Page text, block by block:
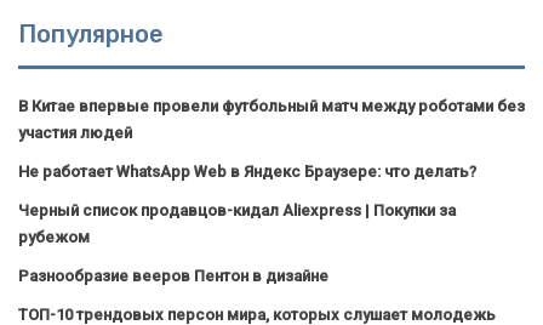
Популярное
В Китае впервые провели футбольный матч между роботами без
участия людей
Не работает WhatsApp Web в Яндекс Браузере: что делать?
Черный список продавцов-кидал Aliexpress | Покупки за
рубежом
Разнообразие вееров Пентон в дизайне
ТОП-10 трендовых персон мира, которых слушает молодежь